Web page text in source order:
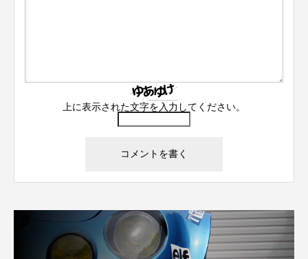
上に表示された文字を入力してください。